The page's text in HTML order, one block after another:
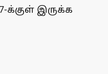
க்குள் இருக்க